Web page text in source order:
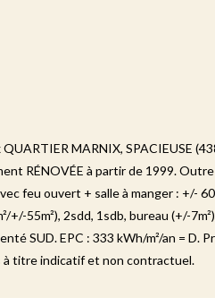
MARNIX, SPACIEUSE
RÉNOVÉE à partir de 1999.
feu ouvert + salle à manger : +/-
+/-55m²), 2sdd, 1sdb, bureau (+/-
SUD. EPC : 333 kWh/m²/an = D.
à titre indicatif et non contractuel.